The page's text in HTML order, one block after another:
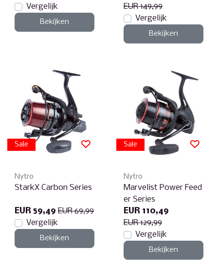
Vergelijk
Bekijken
EUR 149,99
Vergelijk
Bekijken
Sale
Nytro
StarkX Carbon Series
EUR 59,49 EUR 69,99
Vergelijk
Bekijken
Sale
Nytro
Marvelist Power Feed
er Series
EUR 110,49
EUR 129,99
Vergelijk
Bekijken